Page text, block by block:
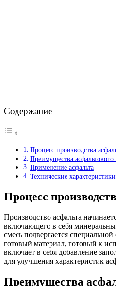
Содержание
Процесс производства
Преимущества
Применение асфальта
Технические характеристики
Процесс
Производство асфальта
включающего в себя
смесь подвергается
готовый материал, готовый к
включает в себя добавление
для улучшения характеристик
Преимущества